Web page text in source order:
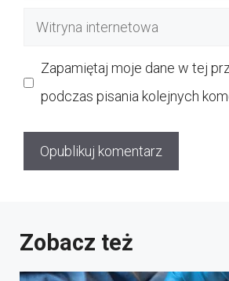
Witryna
Zapamiętaj moje dane w tej
podczas pisania kolejnych
Zobacz też